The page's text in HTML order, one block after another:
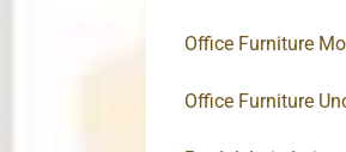
Office Furniture
Office Furniture